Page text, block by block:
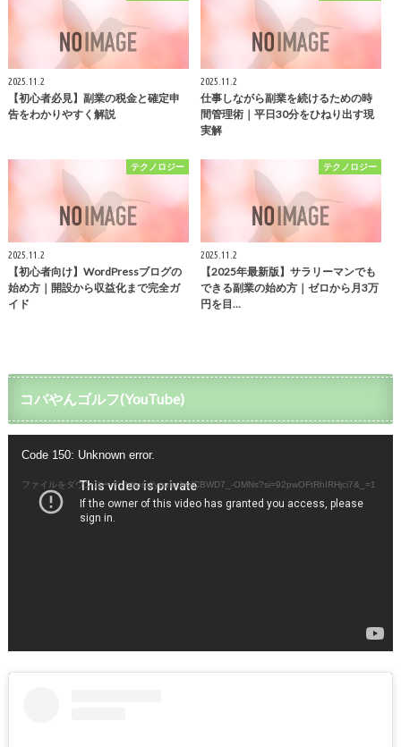
2025.11.2
【初心者必見】副業の税金と確定申
告をわかりやすく解説
2025.11.2
仕事しながら副業を続けるための時
間管理術｜平日30分をひねり出す現
実解
テクノロジー
2025.11.2
【初心者向け】WordPressブログの
始め方｜開設から収益化まで完全ガ
イド
テクノロジー
2025.11.2
【2025年最新版】サラリーマンでも
できる副業の始め方｜ゼロから月3万
円を目…
コバやんゴルフ(YouTube)
Code 150: Unknown error.
ファイルをダウンロード: https://youtu.be/CBWD7_-OMNs?si=92pwOFtRhIRHjci7&_=1